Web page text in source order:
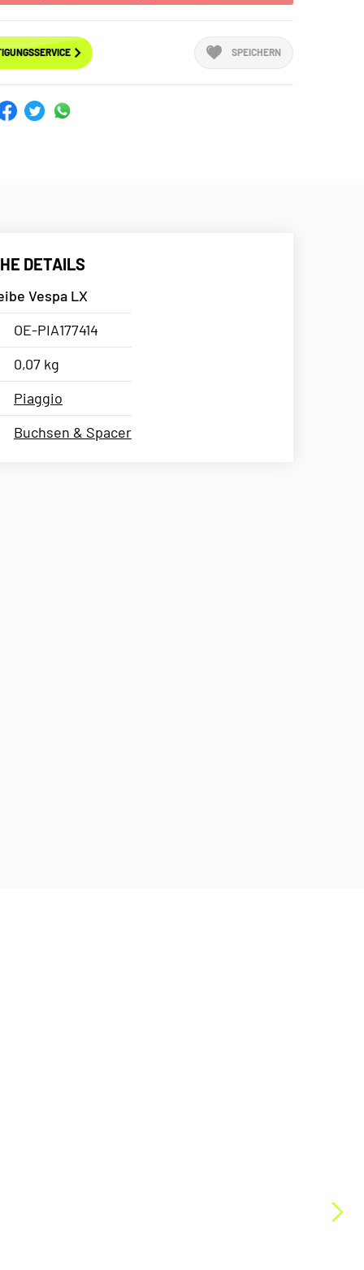
SPEICHERN
DETAILS
Vespa LX
OE-PIA177414
0,07 kg
Piaggio
Buchsen & Spacer